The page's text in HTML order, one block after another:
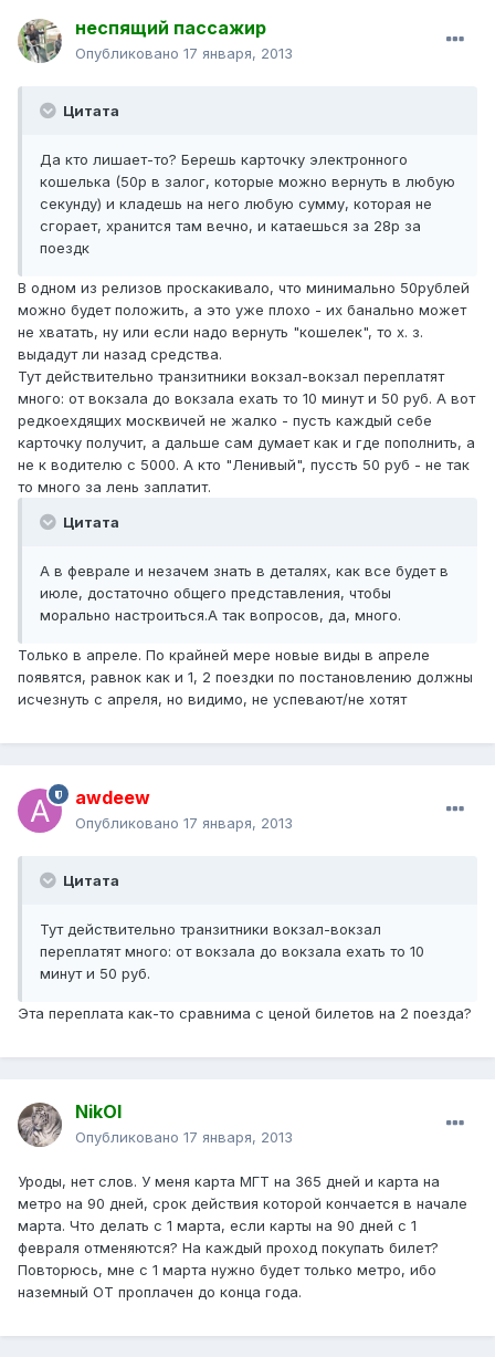
неспящий пассажир
Опубликовано 17 января, 2013
Цитата
Да кто лишает-то? Берешь карточку электронного
кошелька (50р в залог, которые можно вернуть в любую
секунду) и кладешь на него любую сумму, которая не
сгорает, хранится там вечно, и катаешься за 28р за
поездк
В одном из релизов проскакивало, что минимально 50рублей
можно будет положить, а это уже плохо - их банально может
не хватать, ну или если надо вернуть "кошелек", то х. з.
выдадут ли назад средства.
Тут действительно транзитники вокзал-вокзал переплатят
много: от вокзала до вокзала ехать то 10 минут и 50 руб. А вот
редкоехдящих москвичей не жалко - пусть каждый себе
карточку получит, а дальше сам думает как и где пополнить, а
не к водителю с 5000. А кто "Ленивый", пуссть 50 руб - не так
то много за лень заплатит.
Цитата
А в феврале и незачем знать в деталях, как все будет в
июле, достаточно общего представления, чтобы
морально настроиться.А так вопросов, да, много.
Только в апреле. По крайней мере новые виды в апреле
появятся, равнок как и 1, 2 поездки по постановлению должны
исчезнуть с апреля, но видимо, не успевают/не хотят
awdeew
Опубликовано 17 января, 2013
Цитата
Тут действительно транзитники вокзал-вокзал
переплатят много: от вокзала до вокзала ехать то 10
минут и 50 руб.
Эта переплата как-то сравнима с ценой билетов на 2 поезда?
NikOl
Опубликовано 17 января, 2013
Уроды, нет слов. У меня карта МГТ на 365 дней и карта на
метро на 90 дней, срок действия которой кончается в начале
марта. Что делать с 1 марта, если карты на 90 дней с 1
февраля отменяются? На каждый проход покупать билет?
Повторюсь, мне с 1 марта нужно будет только метро, ибо
наземный ОТ проплачен до конца года.